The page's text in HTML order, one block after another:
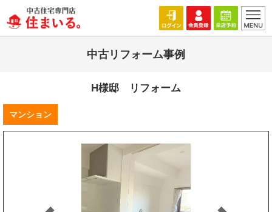
中古リフォーム事例
H様邸 リフォーム
マンション